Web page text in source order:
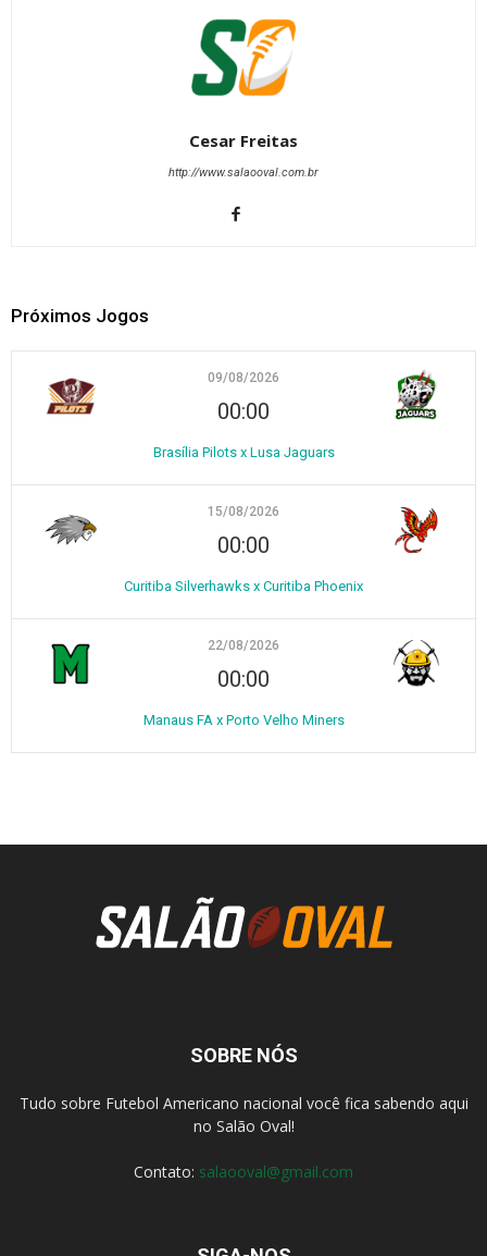
Cesar Freitas
http://www.salaooval.com.br
Próximos Jogos
09/08/2026
00:00
Brasília Pilots x Lusa Jaguars
15/08/2026
00:00
Curitiba Silverhawks x Curitiba Phoenix
22/08/2026
00:00
Manaus FA x Porto Velho Miners
SOBRE NÓS
Tudo sobre Futebol Americano nacional você fica sabendo aqui
no Salão Oval!
Contato: salaooval@gmail.com